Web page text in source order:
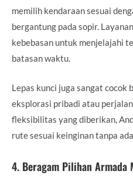
memilih kendaraan sesuai
bergantung pada sopir.
kebebasan untuk menjelajahi
batasan waktu.
Lepas kunci juga sangat cocok
eksplorasi pribadi atau
fleksibilitas yang diberikan,
rute sesuai keinginan tanpa
4. Beragam Pilihan Armada